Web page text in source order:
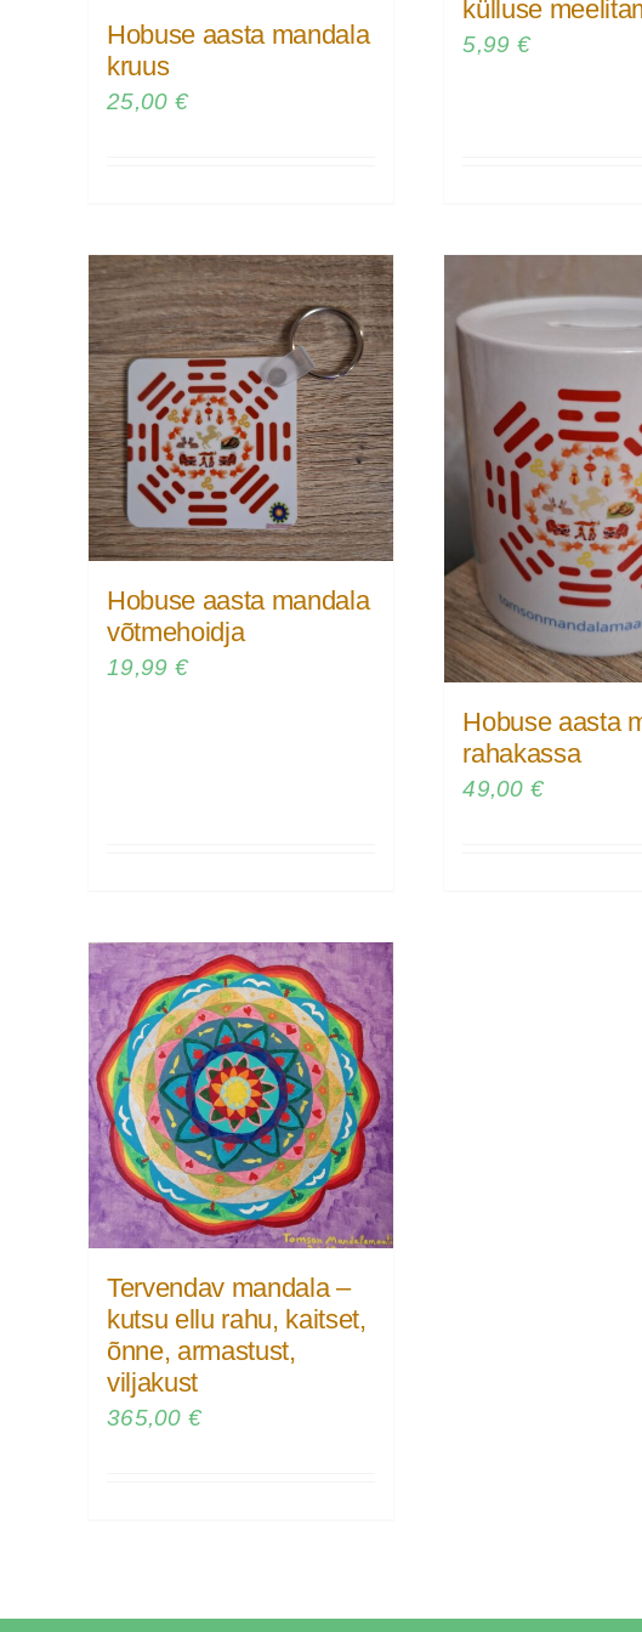
Hobuse aasta mandala
kruus
25,00 €
külluse
5,99 €
Hobuse aasta mandala
võtmehoidja
19,99 €
Hobuse aasta
rahakassa
49,00€
Tervendav mandala –
kutsu ellu rahu, kaitset,
õnne, armastust,
viljakust
365,00 €